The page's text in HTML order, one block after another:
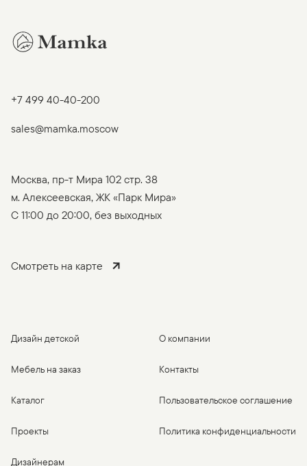
+7 499 40-40-200
sales@mamka.moscow
Москва, пр-т Мира 102 стр. 38
м. Алексеевская, ЖК «Парк Мира»
C 11:00 до 20:00, без выходных
Смотреть на карте
Дизайн детской
Мебель на заказ
Каталог
Проекты
Дизайнерам
О компании
Контакты
Пользовательское соглашение
Политика конфиденциальности